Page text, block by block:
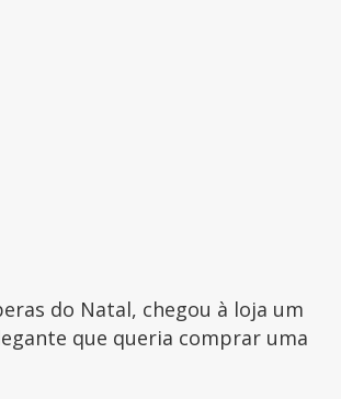
do Natal, chegou à loja um
que queria comprar uma